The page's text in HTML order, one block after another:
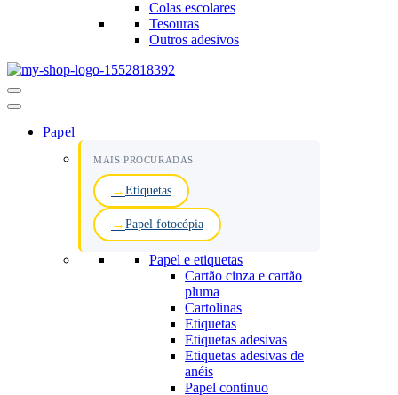
Colas escolares
Tesouras
Outros adesivos
Menu
de
Papel
MAIS PROCURADAS
Etiquetas
Papel fotocópia
Papel e etiquetas
Cartão cinza e cartão
pluma
Cartolinas
Etiquetas
Etiquetas adesivas
Etiquetas adesivas de
anéis
Papel continuo